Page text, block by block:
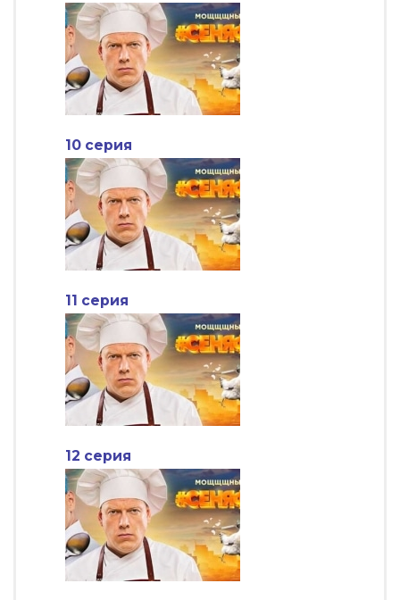
10 серия
11 серия
12 серия